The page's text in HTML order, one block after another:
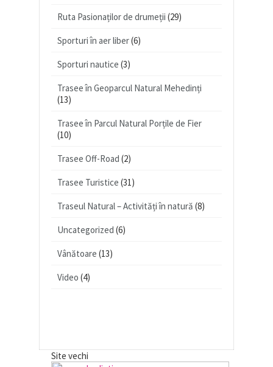
Ruta Pasionaților de drumeții (29)
Sporturi în aer liber(6)
Sporturi nautice (3)
Trasee în Geoparcul Natural Mehedinți
(13)
Trasee în Parcul Natural Porțile de Fier
(10)
Trasee Off-Road (2)
Trasee Turistice (31)
Traseul Natural – Activități în natură (8)
Uncategorized (6)
Vânătoare (13)
Video (4)
Site vechi